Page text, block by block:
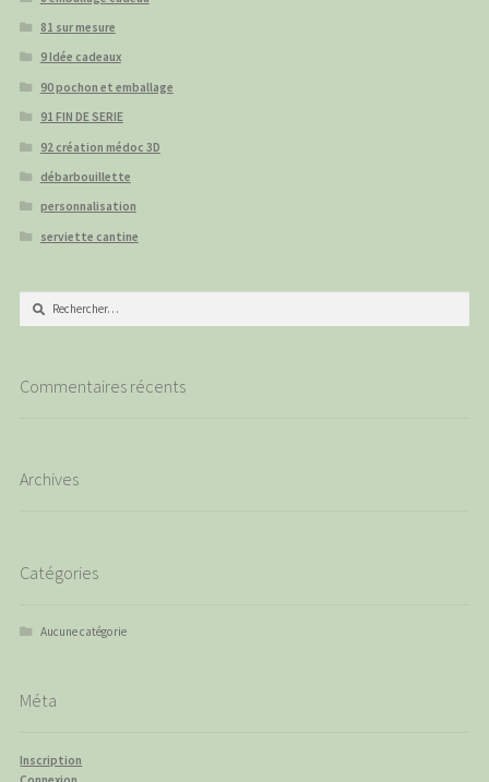
81 sur mesure
9 Idée cadeaux
90 pochon et emballage
91 FIN DE SERIE
92 création médoc 3D
débarbouillette
personnalisation
serviette cantine
Rechercher :
Commentaires récents
Archives
Catégories
Aucune catégorie
Méta
Inscription